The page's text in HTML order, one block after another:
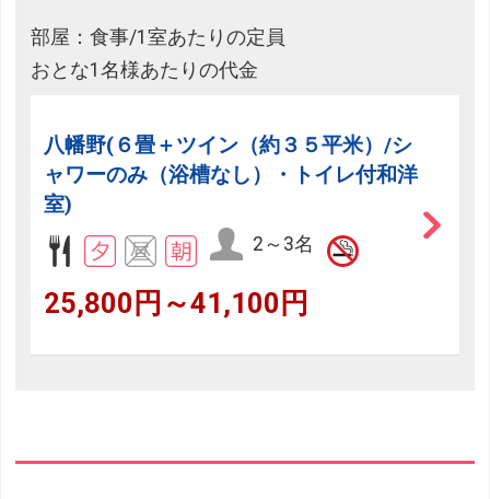
部屋：食事/1室あたりの定員
おとな1名様あたりの代金
八幡野(６畳＋ツイン（約３５平米）/シ
ャワーのみ（浴槽なし）・トイレ付和洋
室)
2～3名
25,800円～41,100円